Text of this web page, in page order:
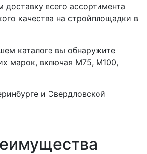
доставку всего ассортимента
качества на стройплощадки в
каталоге вы обнаружите
марок, включая М75, М100,
и Свердловской